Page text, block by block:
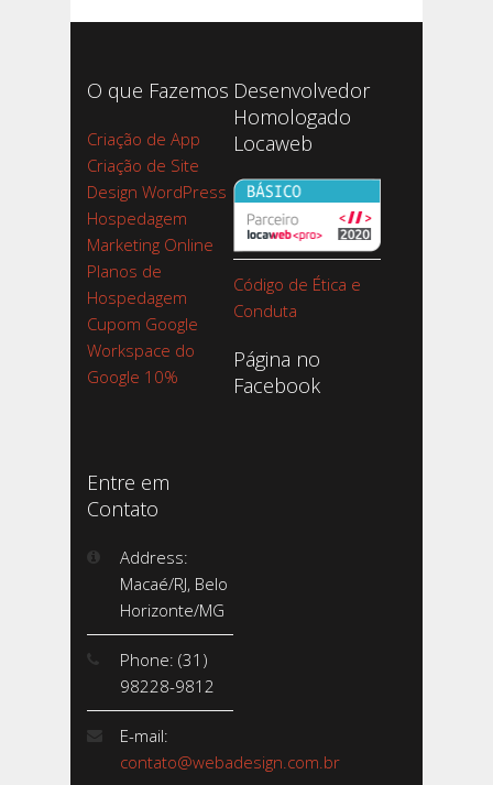
O que Fazemos
Criação de App
Criação de Site
Design WordPress
Hospedagem
Marketing Online
Planos de
Hospedagem
Cupom Google
Workspace do
Google 10%
Desenvolvedor
Homologado
Locaweb
Código de Ética e
Conduta
Página no
Facebook
Entre em
Contato
Address:
Macaé/RJ, Belo
Horizonte/MG
Phone: (31)
98228-9812
E-mail:
contato@webadesign.com.br